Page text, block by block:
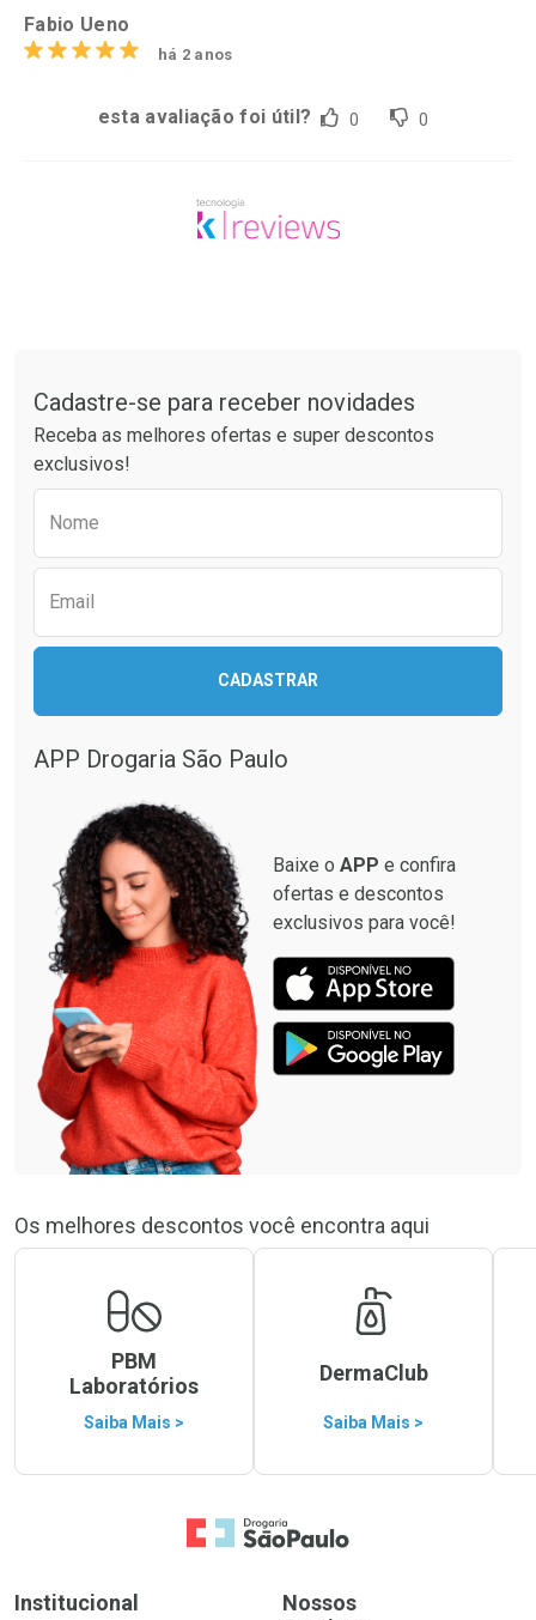
Fabio Ueno
há 2 anos
esta avaliação foi útil? 0 0
Cadastre-se para receber novidades
Receba as melhores ofertas e super descontos
exclusivos!
Nome
Email
CADASTRAR
APP Drogaria São Paulo
Baixe o APP e confira
ofertas e descontos
exclusivos para você!
Os melhores descontos você encontra aqui
PBM
Laboratórios
Saiba Mais >
DermaClub
Saiba Mais >
Ir para a Home
Institucional
Nossos